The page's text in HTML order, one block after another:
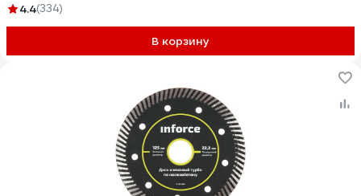
4.4(334)
В корзину